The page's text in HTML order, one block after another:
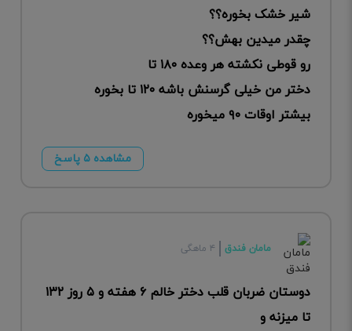
شیر خشک بخوره؟؟
چقدر میدین بهش؟؟
رو قوطی نکشته هر وعده ۱۸۰ تا
دختر من خیلی گرسنش باشه ۱۲۰ تا بخوره
بیشتر اوقات ۹۰ میخوره
مشاهده ۵ پاسخ
مامان فندق ۴ ماهگی
دوستان ضربان قلب دختر خالم ۶ هفته و ۵ روز ۱۳۲
تا میزنه و